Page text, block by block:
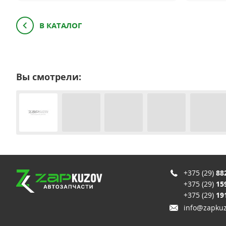
В КАТАЛОГ
Вы смотрели:
+375 (29)
+375 (29)
+375 (29)